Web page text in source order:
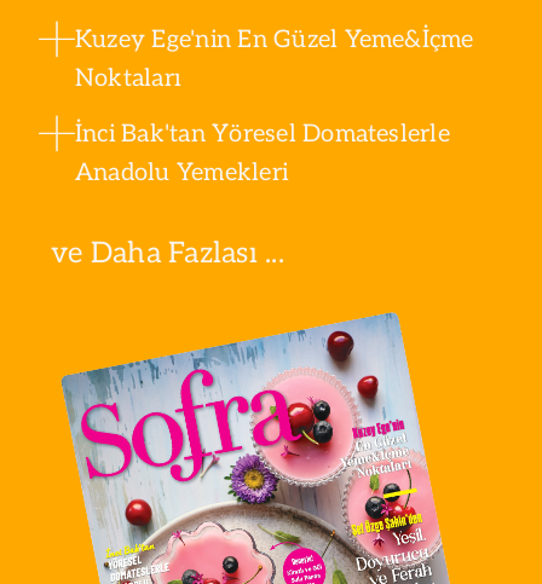
Kuzey Ege'nin En Güzel Yeme&İçme
Noktaları
İnci Bak'tan Yöresel Domateslerle
Anadolu Yemekleri
ve Daha Fazlası ...